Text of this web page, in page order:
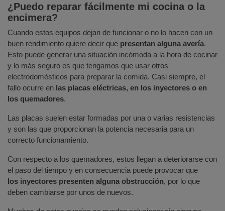
¿Puedo reparar fácilmente mi cocina o la
encimera?
Cuando estos equipos dejan de funcionar o no lo hacen con un
buen rendimiento quiere decir que presentan alguna avería.
Esto puede generar una situación incómoda a la hora de cocinar
y lo más seguro es que tengamos que usar otros
electrodomésticos para preparar la comida. Casi siempre, el
fallo ocurre en las placas eléctricas, en los inyectores o en
los quemadores.
Las placas suelen estar formadas por una o varias resistencias
y son las que proporcionan la potencia necesaria para un
correcto funcionamiento.
Con respecto a los quemadores, estos llegan a deteriorarse con
el paso del tiempo y en consecuencia puede provocar que
los inyectores presenten alguna obstrucción, por lo que
deben cambiarse por unos de nuevos.